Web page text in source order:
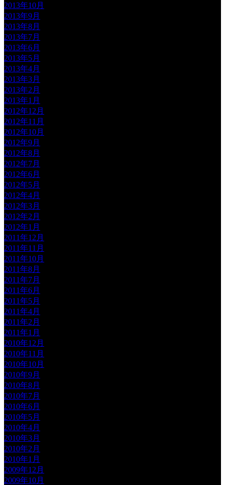
2013年10月
2013年9月
2013年8月
2013年7月
2013年6月
2013年5月
2013年4月
2013年3月
2013年2月
2013年1月
2012年12月
2012年11月
2012年10月
2012年9月
2012年8月
2012年7月
2012年6月
2012年5月
2012年4月
2012年3月
2012年2月
2012年1月
2011年12月
2011年11月
2011年10月
2011年8月
2011年7月
2011年6月
2011年5月
2011年4月
2011年2月
2011年1月
2010年12月
2010年11月
2010年10月
2010年9月
2010年8月
2010年7月
2010年6月
2010年5月
2010年4月
2010年3月
2010年2月
2010年1月
2009年12月
2009年10月